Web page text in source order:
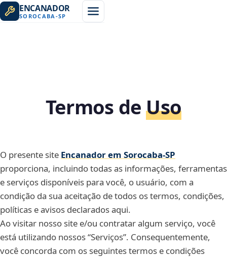
ENCANADOR
SOROCABA -SP
Termos deUso
O presente site Encanador em Sorocaba‑SP
proporciona, incluindo todas as informações, ferramentas
e serviços disponíveis para você, o usuário, com a
condição da sua aceitação de todos os termos, condições,
políticas e avisos declarados aqui.
Ao visitar nosso site e/ou contratar algum serviço, você
está utilizando nossos “Serviços”. Consequentemente,
você concorda com os seguintes termos e condições